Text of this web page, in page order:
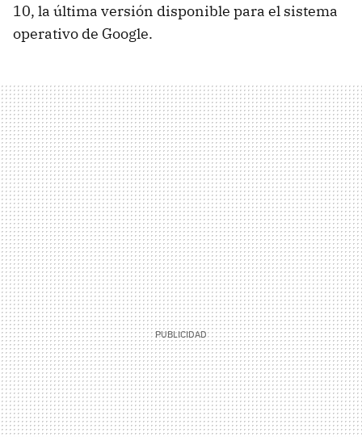
10, la última versión disponible para el sistema
operativo de Google.